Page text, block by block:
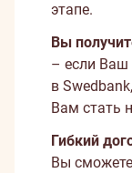
этапе.
Вы
– если Ваш
в
Вам стать
Гибкий
Вы